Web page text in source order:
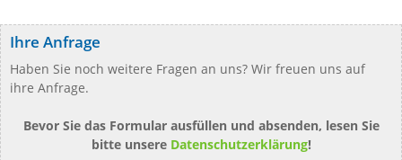
Ihre Anfrage
Haben Sie noch weitere Fragen an uns? Wir freuen uns auf
ihre Anfrage.
Bevor Sie das Formular ausfüllen und absenden, lesen Sie
bitte unsere Datenschutzerklärung!